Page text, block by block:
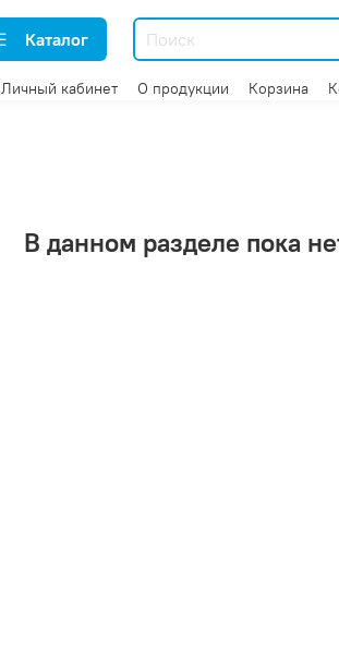
Каталог
Личный кабинет О продукции Корзина
В данном разделе пока